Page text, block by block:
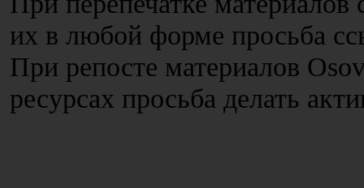
их в любой форме просьба
При репосте материалов
ресурсах просьба делать